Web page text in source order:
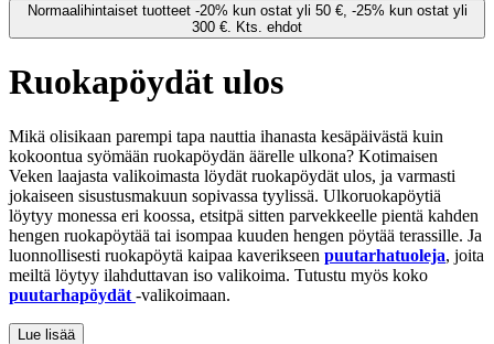
Normaalihintaiset tuotteet -20% kun ostat yli 50 €, -25% kun ostat yli
300 €. Kts. ehdot
Ruokapöydät ulos
Mikä olisikaan parempi tapa nauttia ihanasta kesäpäivästä kuin
kokoontua syömään ruokapöydän äärelle ulkona? Kotimaisen
Veken laajasta valikoimasta löydät ruokapöydät ulos, ja varmasti
jokaiseen sisustusmakuun sopivassa tyylissä. Ulkoruokapöytiä
löytyy monessa eri koossa, etsitpä sitten parvekkeelle pientä kahden
hengen ruokapöytää tai isompaa kuuden hengen pöytää terassille. Ja
luonnollisesti ruokapöytä kaipaa kaverikseen puutarhatuoleja, joita
meiltä löytyy ilahduttavan iso valikoima. Tutustu myös koko
puutarhapöydät -valikoimaan.
Lue lisää